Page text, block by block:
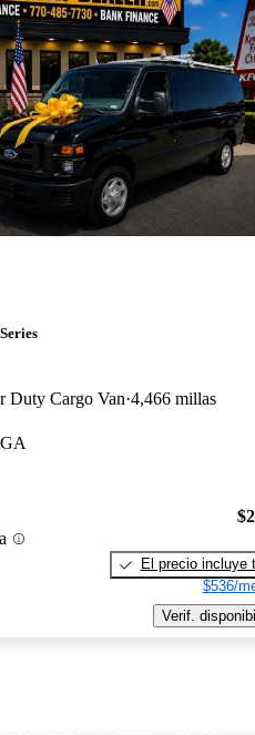
Duty Cargo Van 4,466 millas
El precio incluye
$536/
Verif.